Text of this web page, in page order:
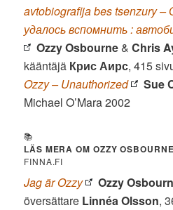
avtobiografija bes tsenzury –
удалось вспомнить :
Ozzy Osbourne&Chris
kääntäjä Крис Аирс, 415
Ozzy – Unauthorized
Sue
Michael O’Mara 2002
📚
LÄS MERA OM OZZY
FINNA.FI
Jag är Ozzy Ozzy
översättare Linnéa Olsson,